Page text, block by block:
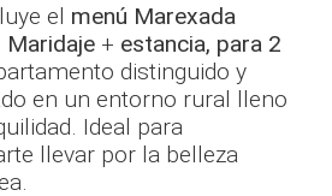
el menú Marexada
Maridaje + estancia, para 2
distinguido y
en un entorno rural lleno
Ideal para
llevar por la belleza